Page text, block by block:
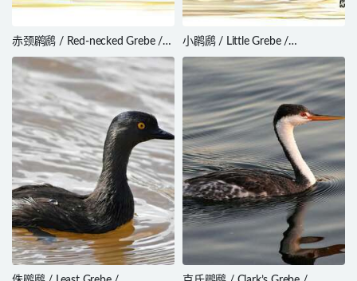
赤颈䴙䴘 / Red-necked Grebe /
Podiceps grisegena
小䴙䴘 / Little Grebe /
Tachybaptus ruficollis